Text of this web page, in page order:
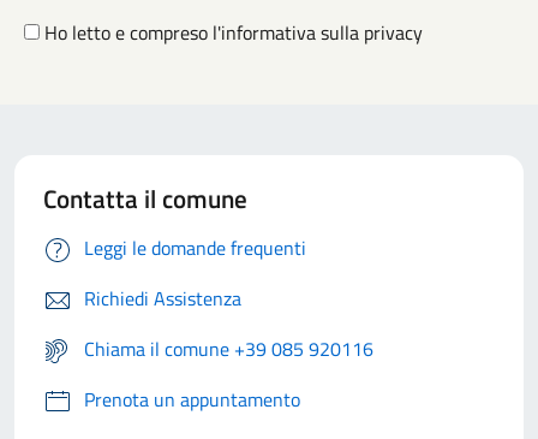
Ho letto e compreso l'informativa sulla privacy
Contatta il comune
Leggi le domande frequenti
Richiedi Assistenza
Chiama il comune +39 085 920116
Prenota un appuntamento